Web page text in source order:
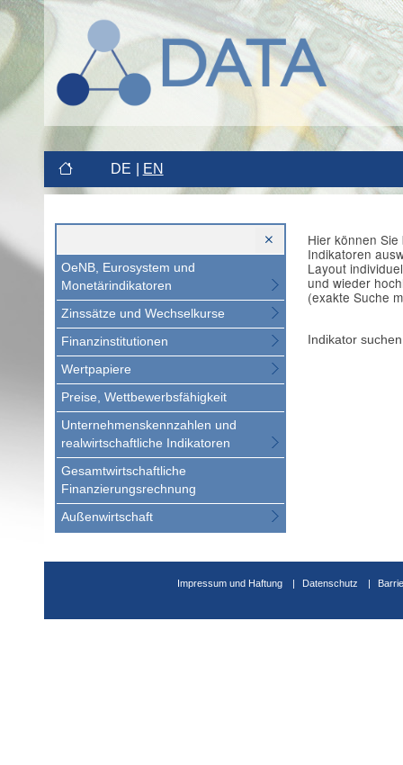
DE EN
OeNB, Eurosystem und
Monetärindikatoren
Zinssätze und Wechselkurse
Finanzinstitutionen
Wertpapiere
Preise, Wettbewerbsfähigkeit
Unternehmenskennzahlen und
realwirtschaftliche Indikatoren
Gesamtwirtschaftliche
Finanzierungsrechnung
Außenwirtschaft
Hier können
Indikatoren
Layout
und wieder
(exakte Suche
Indikator suchen
Impressum und Haftung Datenschutz